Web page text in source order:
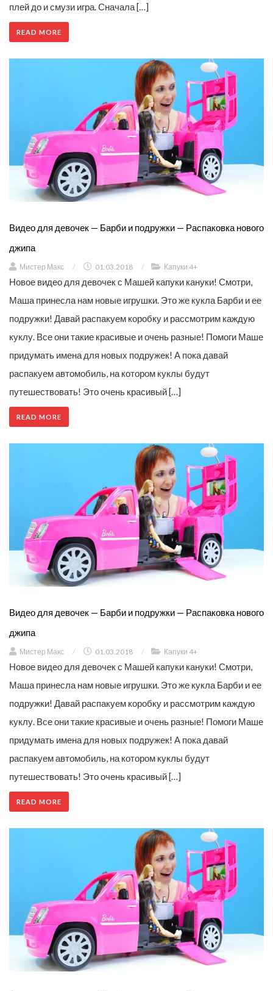
плей до и смузи игра. Сначала […]
READ MORE
Видео для девочек — Барби и подружки — Распаковка нового
джипа
Мистер Макс / 01.03.2018 / Капуки 4+
Новое видео для девочек с Машей капуки кануки! Смотри,
Маша принесла нам новые игрушки. Это же кукла Барби и ее
подружки! Давай распакуем коробку и рассмотрим каждую
куклу. Все они такие красивые и очень разные! Помоги Маше
придумать имена для новых подружек! А пока давай
распакуем автомобиль, на котором куклы будут
путешествовать! Это очень красивый […]
READ MORE
Видео для девочек — Барби и подружки — Распаковка нового
джипа
Мистер Макс / 01.03.2018 / Капуки 4+
Новое видео для девочек с Машей капуки кануки! Смотри,
Маша принесла нам новые игрушки. Это же кукла Барби и ее
подружки! Давай распакуем коробку и рассмотрим каждую
куклу. Все они такие красивые и очень разные! Помоги Маше
придумать имена для новых подружек! А пока давай
распакуем автомобиль, на котором куклы будут
путешествовать! Это очень красивый […]
READ MORE